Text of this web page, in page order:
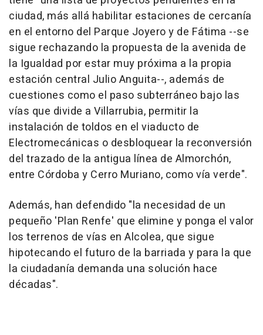
ciudad, más allá habilitar estaciones de cercanía
en el entorno del Parque Joyero y de Fátima --se
sigue rechazando la propuesta de la avenida de
la Igualdad por estar muy próxima a la propia
estación central Julio Anguita--, además de
cuestiones como el paso subterráneo bajo las
vías que divide a Villarrubia, permitir la
instalación de toldos en el viaducto de
Electromecánicas o desbloquear la reconversión
del trazado de la antigua línea de Almorchón,
entre Córdoba y Cerro Muriano, como vía verde".
Además, han defendido "la necesidad de un
pequeño 'Plan Renfe' que elimine y ponga el valor
los terrenos de vías en Alcolea, que sigue
hipotecando el futuro de la barriada y para la que
la ciudadanía demanda una solución hace
décadas".